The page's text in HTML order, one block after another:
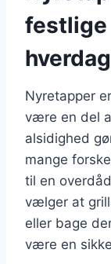
festlige
Nyretapper
være en del
alsidighed
mange
til en
vælger at
eller bage
være en